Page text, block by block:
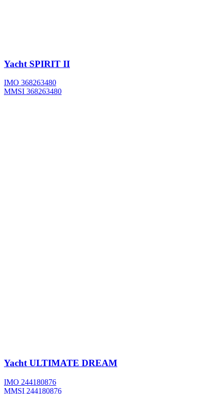
Yacht SPIRIT II
IMO 368263480
MMSI 368263480
Yacht ULTIMATE DREAM
IMO 244180876
MMSI 244180876